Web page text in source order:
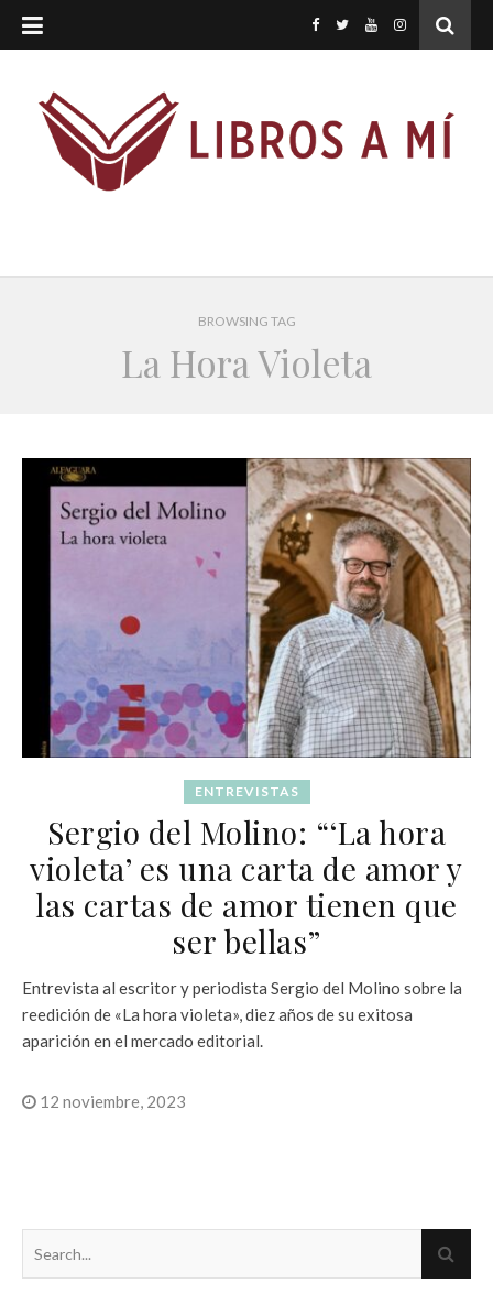
BROWSING TAG
La Hora Violeta
ENTREVISTAS
Sergio del Molino: “‘La hora
violeta’ es una carta de amor y
las cartas de amor tienen que
ser bellas”
Entrevista al escritor y periodista Sergio del Molino sobre la
reedición de «La hora violeta», diez años de su exitosa
aparición en el mercado editorial.
12 noviembre, 2023